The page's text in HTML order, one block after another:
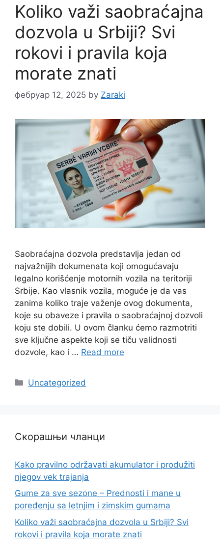
Koliko važi saobraćajna
dozvola u Srbiji? Svi
rokovi i pravila koja
morate znati
фебруар 12, 2025 by Zaraki
Saobraćajna dozvola predstavlja jedan od
najvažnijih dokumenata koji omogućavaju
legalno korišćenje motornih vozila na teritoriji
Srbije. Kao vlasnik vozila, moguće je da vas
zanima koliko traje važenje ovog dokumenta,
koje su obaveze i pravila o saobraćajnoj dozvoli
koju ste dobili. U ovom članku ćemo razmotriti
sve ključne aspekte koji se tiču validnosti
dozvole, kao i … Read more
Categories
Uncategorized
Скорашњи чланци
Kako pravilno održavati akumulator i produžiti
njegov vek trajanja
Gume za sve sezone – Prednosti i mane u
poređenju sa letnjim i zimskim gumama
Koliko važi saobraćajna dozvola u Srbiji? Svi
rokovi i pravila koja morate znati